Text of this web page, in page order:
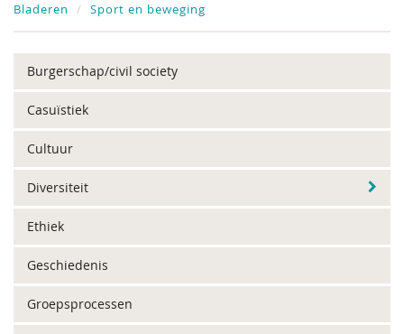
Bladeren Sport en beweging
Burgerschap/civil society
Casuïstiek
Cultuur
Diversiteit
Ethiek
Geschiedenis
Groepsprocessen